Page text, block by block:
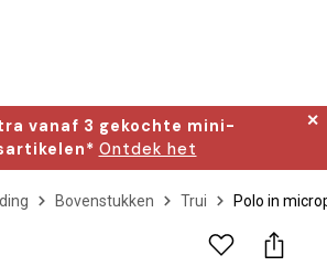
vanaf 3 gekochte mini-
Ontdek het
✕
Bovenstukken Trui Polo in